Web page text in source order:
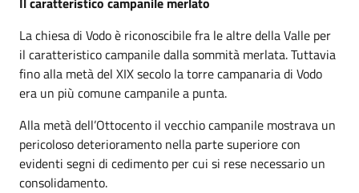
La chiesa di Vodo è riconoscibile fra le altre della Valle per
il caratteristico campanile dalla sommità merlata. Tuttavia
fino alla metà del XIX secolo la torre campanaria di Vodo
era un più comune campanile a punta.
Alla metà dell’Ottocento il vecchio campanile mostrava un
pericoloso deterioramento nella parte superiore con
evidenti segni di cedimento per cui si rese necessario un
consolidamento.